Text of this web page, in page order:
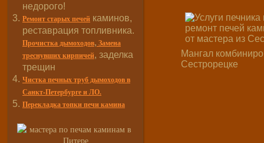
недорого!
Ремонт старых печей каминов,
реставрация топливника.
Прочистка дымоходов, Замена
треснувших кирпичей, заделка
трещин
Чистка печных труб дымоходов в
Санкт-Петербурге и ЛО.
Перекладка топки печи камина
Мангал
Сестрорецке